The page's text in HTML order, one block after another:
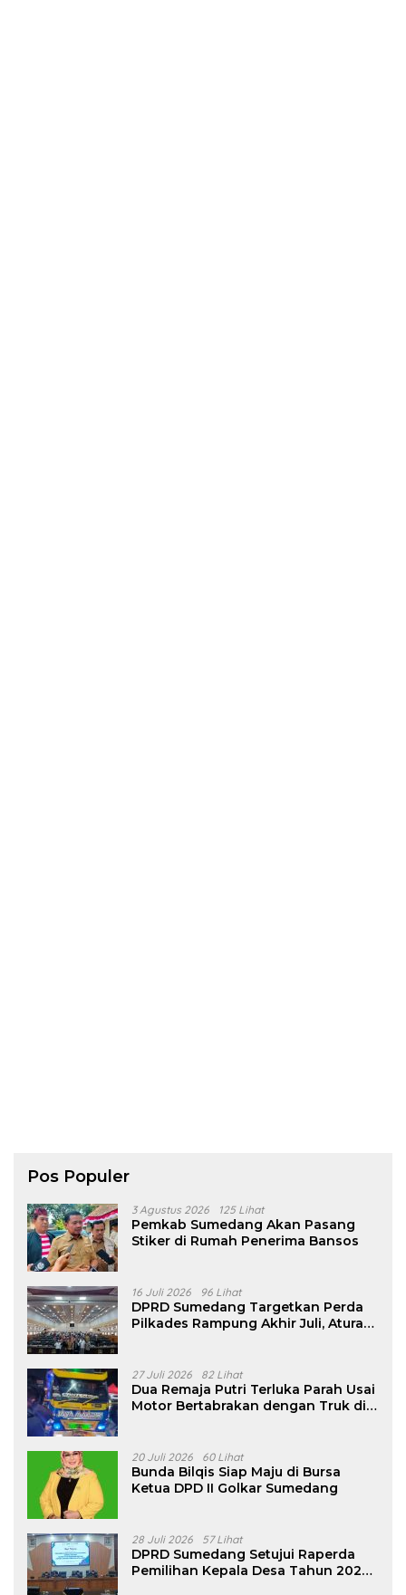
Pos Populer
3 Agustus 2026 125 Lihat
Pemkab Sumedang Akan Pasang
Stiker di Rumah Penerima Bansos
16 Juli 2026 96 Lihat
DPRD Sumedang Targetkan Perda
Pilkades Rampung Akhir Juli, Aturan
27 Juli 2026 82 Lihat
Dua Remaja Putri Terluka Parah Usai
Motor Bertabrakan dengan Truk di
20 Juli 2026 60 Lihat
Bunda Bilqis Siap Maju di Bursa
Ketua DPD II Golkar Sumedang
28 Juli 2026 57 Lihat
DPRD Sumedang Setujui Raperda
Pemilihan Kepala Desa Tahun 2026